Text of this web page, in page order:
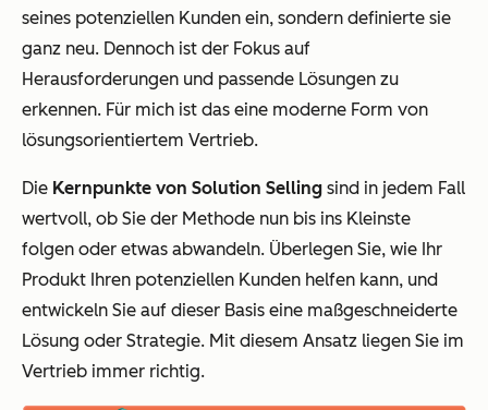
seines potenziellen Kunden ein, sondern definierte sie
ganz neu. Dennoch ist der Fokus auf
Herausforderungen und passende Lösungen zu
erkennen. Für mich ist das eine moderne Form von
lösungsorientiertem Vertrieb.
Die Kernpunkte von Solution Selling sind in jedem Fall
wertvoll, ob Sie der Methode nun bis ins Kleinste
folgen oder etwas abwandeln. Überlegen Sie, wie Ihr
Produkt Ihren potenziellen Kunden helfen kann, und
entwickeln Sie auf dieser Basis eine maßgeschneiderte
Lösung oder Strategie. Mit diesem Ansatz liegen Sie im
Vertrieb immer richtig.